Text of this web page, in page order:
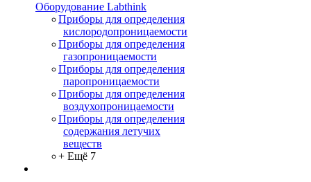
Оборудование Labthink
Приборы для определения
кислородопроницаемости
Приборы для определения
газопроницаемости
Приборы для определения
паропроницаемости
Приборы для определения
воздухопроницаемости
Приборы для определения
содержания летучих
веществ
+ Ещё 7